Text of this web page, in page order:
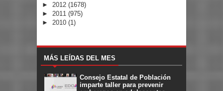
► 2012 (1678)
► 2011 (975)
► 2010 (1)
MÁS LEÍDAS DEL MES
Consejo Estatal de Población
imparte taller para prevenir